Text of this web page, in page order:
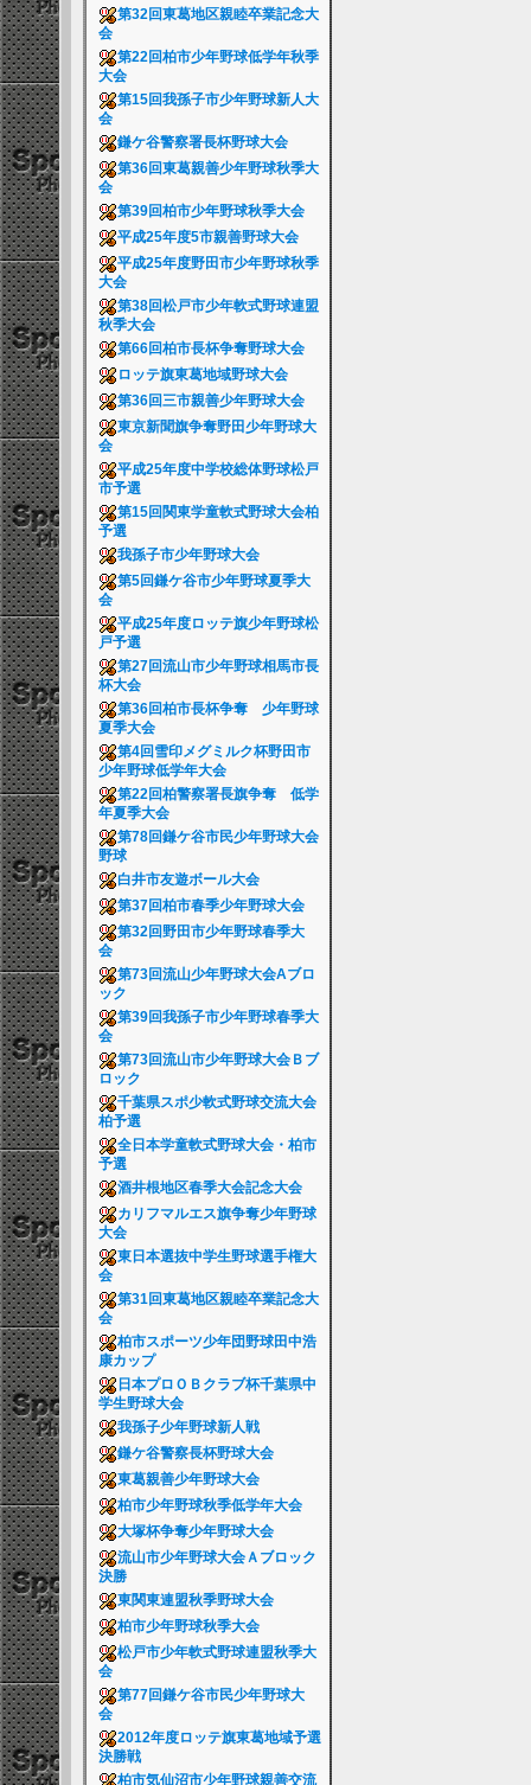
第32回東葛地区親睦卒業記念大
会
第22回柏市少年野球低学年秋季
大会
第15回我孫子市少年野球新人大
会
鎌ケ谷警察署長杯野球大会
第36回東葛親善少年野球秋季大
会
第39回柏市少年野球秋季大会
平成25年度5市親善野球大会
平成25年度野田市少年野球秋季
大会
第38回松戸市少年軟式野球連盟
秋季大会
第66回柏市長杯争奪野球大会
ロッテ旗東葛地域野球大会
第36回三市親善少年野球大会
東京新聞旗争奪野田少年野球大
会
平成25年度中学校総体野球松戸
市予選
第15回関東学童軟式野球大会柏
予選
我孫子市少年野球大会
第5回鎌ケ谷市少年野球夏季大
会
平成25年度ロッテ旗少年野球松
戸予選
第27回流山市少年野球相馬市長
杯大会
第36回柏市長杯争奪 少年野球
夏季大会
第4回雪印メグミルク杯野田市
少年野球低学年大会
第22回柏警察署長旗争奪 低学
年夏季大会
第78回鎌ケ谷市民少年野球大会
野球
白井市友遊ボール大会
第37回柏市春季少年野球大会
第32回野田市少年野球春季大
会
第73回流山少年野球大会Aブロ
ック
第39回我孫子市少年野球春季大
会
第73回流山市少年野球大会Ｂブ
ロック
千葉県スポ少軟式野球交流大会
柏予選
全日本学童軟式野球大会・柏市
予選
酒井根地区春季大会記念大会
カリフマルエス旗争奪少年野球
大会
東日本選抜中学生野球選手権大
会
第31回東葛地区親睦卒業記念大
会
柏市スポーツ少年団野球田中浩
康カップ
日本プロＯＢクラブ杯千葉県中
学生野球大会
我孫子少年野球新人戦
鎌ケ谷警察長杯野球大会
東葛親善少年野球大会
柏市少年野球秋季低学年大会
大塚杯争奪少年野球大会
流山市少年野球大会Ａブロック
決勝
東関東連盟秋季野球大会
柏市少年野球秋季大会
松戸市少年軟式野球連盟秋季大
会
第77回鎌ケ谷市民少年野球大
会
2012年度ロッテ旗東葛地域予選
決勝戦
柏市気仙沼市少年野球親善交流